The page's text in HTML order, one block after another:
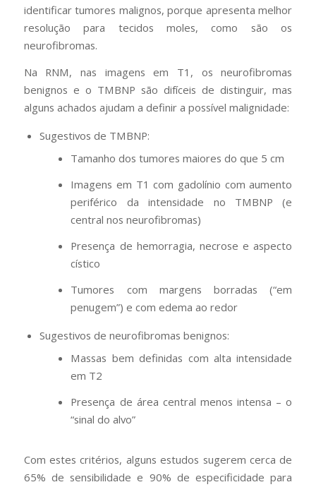
identificar tumores malignos, porque apresenta melhor
resolução para tecidos moles, como são os
neurofibromas.
Na RNM, nas imagens em T1, os neurofibromas
benignos e o TMBNP são difíceis de distinguir, mas
alguns achados ajudam a definir a possível malignidade:
Sugestivos de TMBNP:
Tamanho dos tumores maiores do que 5 cm
Imagens em T1 com gadolínio com aumento
periférico da intensidade no TMBNP (e
central nos neurofibromas)
Presença de hemorragia, necrose e aspecto
cístico
Tumores com margens borradas (“em
penugem”) e com edema ao redor
Sugestivos de neurofibromas benignos:
Massas bem definidas com alta intensidade
em T2
Presença de área central menos intensa – o
“sinal do alvo”
Com estes critérios, alguns estudos sugerem cerca de
65% de sensibilidade e 90% de especificidade para